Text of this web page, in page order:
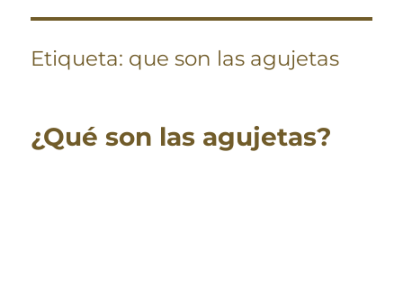
Etiqueta: que son las agujetas
¿Qué son las agujetas?